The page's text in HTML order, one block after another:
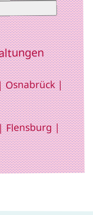
Osnabrück |
Flensburg |